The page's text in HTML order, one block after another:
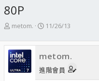
80P
主
發
起
人
metom.
開
日
期
11/26/13
metom.
進階會員